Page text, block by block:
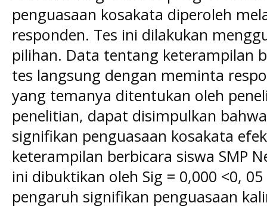
penguasaan kosakata diperoleh
responden. Tes ini dilakukan
pilihan. Data tentang keterampilan
tes langsung dengan meminta
yang temanya ditentukan oleh
penelitian, dapat disimpulkan
signifikan penguasaan kosakata
keterampilan berbicara siswa SMP
ini dibuktikan oleh Sig = 0,000 <0,
pengaruh signifikan penguasaan